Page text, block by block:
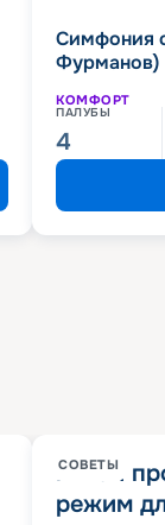
Симфония
Фурманов)
КОМФОРТ
ПАЛУБЫ
4
СОВЕТЫ
Китай
режим